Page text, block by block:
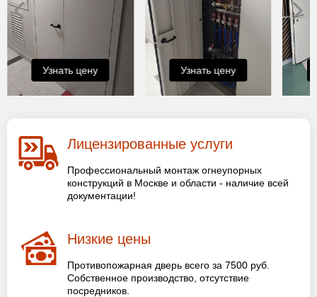
Узнать цену Узнать цену
Лицензированные услуги
Профессиональный монтаж огнеупорных
конструкций в Москве и области - наличие всей
документации!
Низкие цены
Противопожарная дверь всего за 7500 руб.
Собственное производство, отсутствие
посредников.